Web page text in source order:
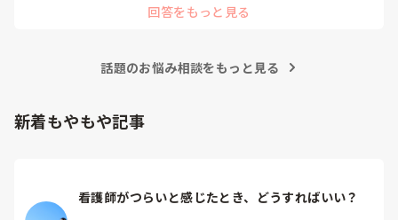
異動の声がかかる前に眼科クリニックに転職しました。
回答をもっと見る
話題のお悩み相談をもっと見る
新着もやもや記事
看護師がつらいと感じたとき、どうすればいい？